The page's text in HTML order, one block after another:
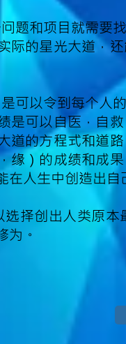
题和项目就需要
际的星光大道，
可以令到每个人
是可以自医，自
道的方程式和道
缘）的成绩和成
在人生中创造出
选择创出人类原
为。